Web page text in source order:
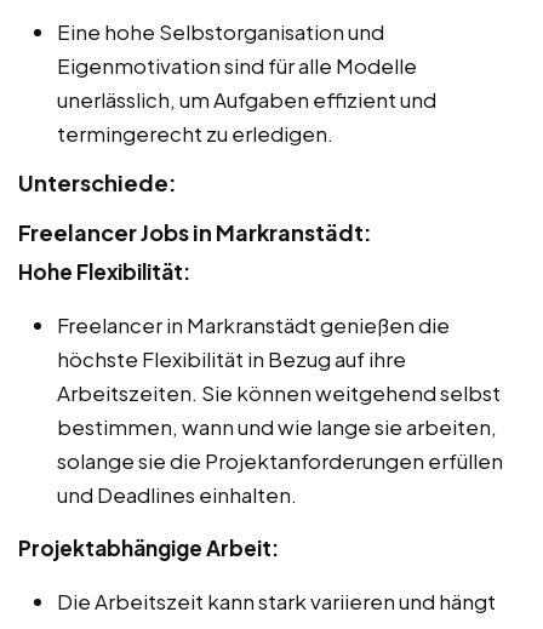
Eine hohe Selbstorganisation und
Eigenmotivation sind für alle Modelle
unerlässlich, um Aufgaben effizient und
termingerecht zu erledigen.
Unterschiede:
Freelancer Jobs in Markranstädt:
Hohe Flexibilität:
Freelancer in Markranstädt genießen die
höchste Flexibilität in Bezug auf ihre
Arbeitszeiten. Sie können weitgehend selbst
bestimmen, wann und wie lange sie arbeiten,
solange sie die Projektanforderungen erfüllen
und Deadlines einhalten.
Projektabhängige Arbeit:
Die Arbeitszeit kann stark variieren und hängt